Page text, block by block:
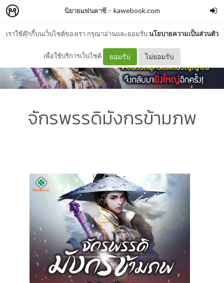
เราใช้คุ๊กกี้บนเว็บไซต์ของเรา กรุณาอ่านและยอมรับนโยบายความเป็นส่วนตัว
เพื่อใช้บริการเว็บไซต์ ยอมรับ ไม่ยอมรับ
นิยายแฟนตาซี– kawebook.com
จักรพรรดิมังกรข้ามภพ